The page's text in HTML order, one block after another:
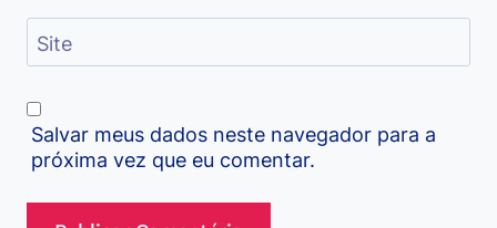
Site
Salvar meus dados neste navegador para a
próxima vez que eu comentar.